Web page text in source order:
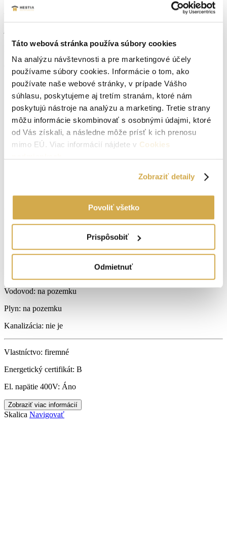
Táto webová stránka používa súbory cookies
Na analýzu návštevnosti a pre marketingové účely
používame súbory cookies. Informácie o tom, ako
používate naše webové stránky, v prípade Vášho
súhlasu, poskytujeme aj tretím stranám, ktoré nám
poskytujú nástroje na analýzu a marketing. Tretie strany
môžu informácie skombinovať s osobnými údajmi, ktoré
od Vás získali, a následne môže prísť k ich prenosu
mimo EÚ. Viac informácií nájdete v Cookies
Zobraziť detaily
Povoliť všetko
Prispôsobiť
Odmietnuť
Nami uvedená cena je vrátane poplatku za sprostredkovanie
realitnou kanceláriou, vrátane právneho servisu a všetkých
Parametre nehnuteľnosti
Typ:Predaj
Úžitková plocha:651 m2
Druh:chata, chalupa
Zastavaná plocha:510 m2
Stav:pôvodný stav
Plocha pozemku:1049 m2
Rok výstavby:2008
Lokalita:Skalica
Podpivničený:Nie
Vodovod: na pozemku
Plyn: na pozemku
Kanalizácia: nie je
Vlastníctvo: firemné
Energetický certifikát: B
El. napätie 400V: Áno
Zobraziť viac informácií
Skalica Navigovať